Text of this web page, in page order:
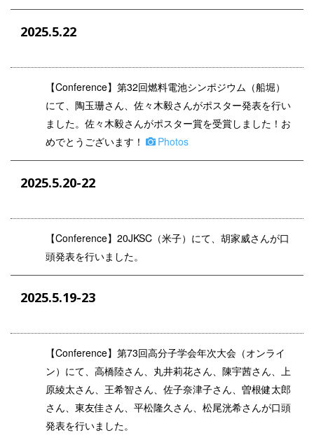
2025.5.22
【Conference】第32回燃料電池シンポジウム（船堀）
にて、陶玉珊さん、佐々木毅さんがポスター発表を行い
ました。佐々木毅さんがポスター賞を受賞しました！お
めでとうございます！
Photos
2025.5.20-22
【Conference】20JKSC（米子）にて、胡家威さんが口
頭発表を行いました。
2025.5.19-23
【Conference】第73回高分子学会年次大会（オンライ
ン）にて、高橋陸さん、丸井莉花さん、陳宇茜さん、上
原綾太さん、王希智さん、佐子奈津子さん、曽根健太郎
さん、東友佳さん、平松隆久さん、松尾洸希さんが口頭
発表を行いました。